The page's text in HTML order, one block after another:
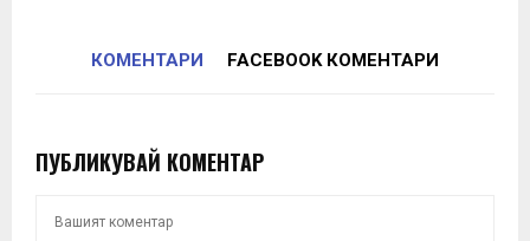
КОМЕНТАРИ FACEBOOK КОМЕНТАРИ
ПУБЛИКУВАЙ КОМЕНТАР